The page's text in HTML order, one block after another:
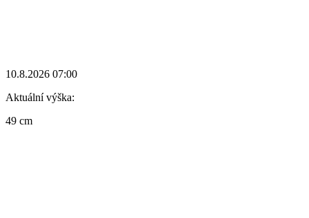
10.8.2026 07:00
Aktuální výška:
49 cm